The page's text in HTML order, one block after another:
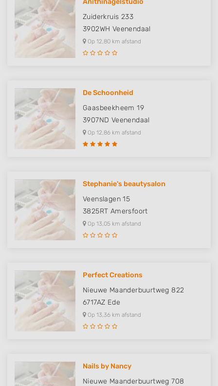
Anithinagelstudio
Zuiderkruis 233
3902WH Veenendaal
Op 12,80 km afstand
De Schoonheid
Gaasbeekheem 19
3907ND Veenendaal
Op 12,86 km afstand
Stephanie's beautysalon
Veenslagen 15
3825RT Amersfoort
Op 13,05 km afstand
Perfect Creations
Nieuwe Maanderbuurtweg 822
6717AZ Ede
Op 13,36 km afstand
Nails by Nancy
Nieuwe Maanderbuurtweg 708